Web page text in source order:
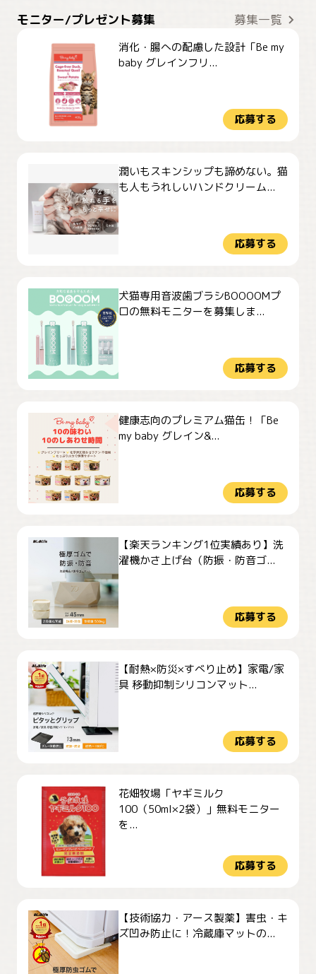
モニター/プレゼント募集 募集一覧
消化・腸への配慮した設計「Be my
baby グレインフリ...
応募する
潤いもスキンシップも諦めない。猫
も人もうれしいハンドクリーム...
応募する
犬猫専用音波歯ブラシBOOOOMプ
ロの無料モニターを募集しま...
応募する
健康志向のプレミアム猫缶！「Be
my baby グレイン&...
応募する
【楽天ランキング1位実績あり】洗
濯機かさ上げ台（防振・防音ゴ...
応募する
【耐熱×防災×すべり止め】家電/家
具 移動抑制シリコンマット...
応募する
花畑牧場「ヤギミルク
100（50ml×2袋）」無料モニター
を...
応募する
【技術協力・アース製薬】害虫・キ
ズ凹み防止に！冷蔵庫マットの...